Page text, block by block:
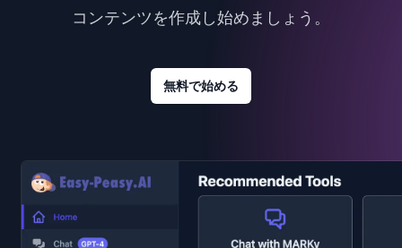
コンテンツを作成し始めましょう。
無料で始める